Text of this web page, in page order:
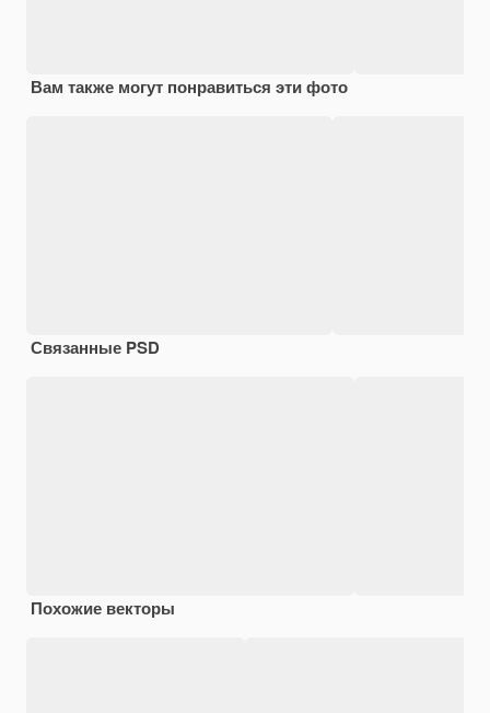
Вам также могут понравиться эти фото
Связанные PSD
Похожие векторы